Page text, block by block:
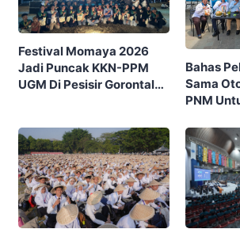
Festival Momaya 2026
Jadi Puncak KKN-PPM
UGM Di Pesisir Gorontalo,
Bahas
Sama
PNM
Nusantara